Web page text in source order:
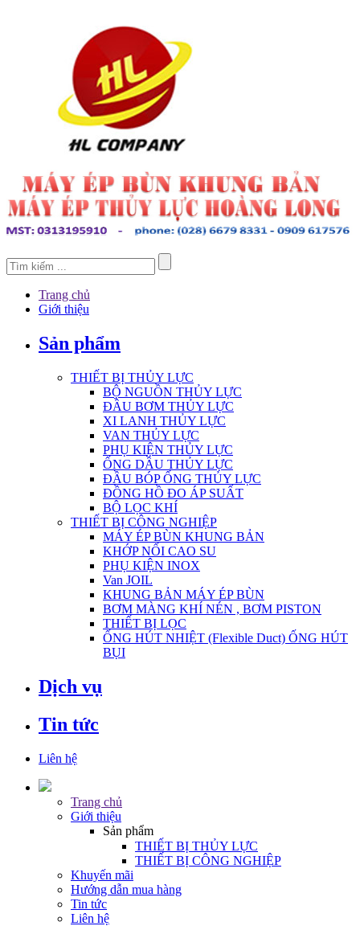
Trang chủ
Giới thiệu
Sản phẩm
THIẾT BỊ THỦY LỰC
BỘ NGUỒN THỦY LỰC
ĐẦU BƠM THỦY LỰC
XI LANH THỦY LỰC
VAN THỦY LỰC
PHỤ KIỆN THỦY LỰC
ỐNG DẦU THỦY LỰC
ĐẦU BÓP ỐNG THỦY LỰC
ĐỒNG HỒ ĐO ÁP SUẤT
BỘ LỌC KHÍ
THIẾT BỊ CÔNG NGHIỆP
MÁY ÉP BÙN KHUNG BẢN
KHỚP NỐI CAO SU
PHỤ KIỆN INOX
Van JOIL
KHUNG BẢN MÁY ÉP BÙN
BƠM MÀNG KHÍ NÉN , BƠM PISTON
THIẾT BỊ LỌC
ỐNG HÚT NHIỆT (Flexible Duct) ỐNG HÚT
BỤI
Dịch vụ
Tin tức
Liên hệ
Trang chủ
Giới thiệu
Sản phẩm
THIẾT BỊ THỦY LỰC
THIẾT BỊ CÔNG NGHIỆP
Khuyến mãi
Hướng dẫn mua hàng
Tin tức
Liên hệ